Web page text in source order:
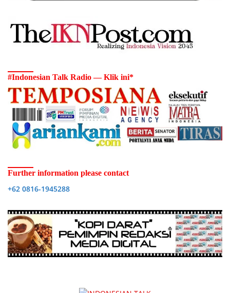
#Indonesian Talk Radio — Klik ini*
Further information please contact
+62 0816-1945288